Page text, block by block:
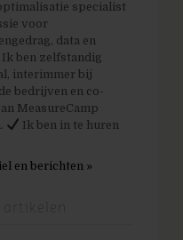
specialist
voor
data en
ben zelfstandig
interimmer bij
bedrijven en co-
MeasureCamp
Ik ben in te huren
en berichten »